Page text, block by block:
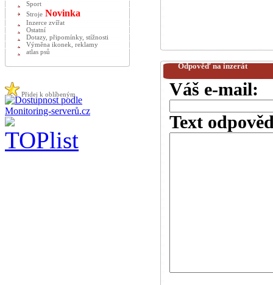
Odpověď na inzerát
Váš e-mail:
Text
Sport
Stroje Novinka
Inzerce zvířat
Ostatní
Dotazy, připomínky, stížnosti
Výměna ikonek, reklamy
atlas psů
Přidej k oblíbeným